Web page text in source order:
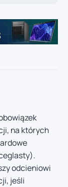
na których
odcieniowi
jeśli